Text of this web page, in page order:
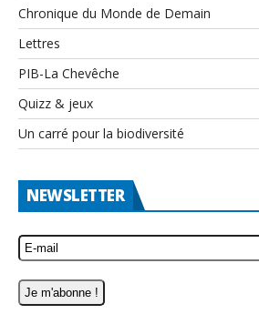
Chronique du Monde de Demain
Lettres
PIB-La Chevêche
Quizz & jeux
Un carré pour la biodiversité
NEWSLETTER